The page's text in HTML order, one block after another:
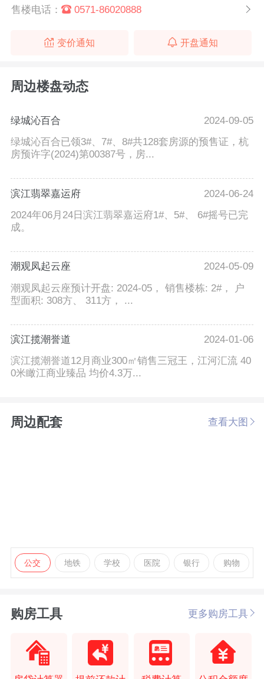
售楼电话：
0571-86020888
变价通知 开盘通知
周边楼盘动态
绿城沁百合
2024-09-05
绿城沁百合已领3#、7#、8#共128套房源的预售证，杭
房预许字(2024)第00387号，房...
滨江翡翠嘉运府
2024-06-24
2024年06月24日滨江翡翠嘉运府1#、5#、 6#摇号已完
成。
潮观凤起云座
2024-05-09
潮观凤起云座预计开盘: 2024-05， 销售楼栋: 2#， 户
型面积: 308方、 311方， ...
滨江揽潮誉道
2024-01-06
滨江揽潮誉道12月商业300㎡销售三冠王，江河汇流 40
0米瞰江商业臻品 均价4.3万...
周边配套 查看大图
公交 地铁 学校 医院 银行 购物
购房工具 更多购房工具